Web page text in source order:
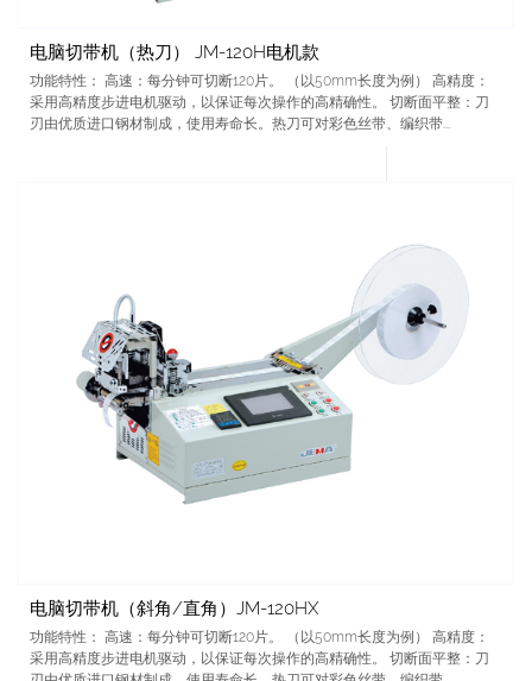
电脑切带机（热刀） JM-120H电机款
功能特性： 高速：每分钟可切断120片。 （以50mm长度为例） 高精度：
采用高精度步进电机驱动，以保证每次操作的高精确性。 切断面平整：刀
刃由优质进口钢材制成，使用寿命长。热刀可对彩色丝带、编织带...
电脑切带机（斜角/直角）JM-120HX
功能特性： 高速：每分钟可切断120片。 （以50mm长度为例） 高精度：
采用高精度步进电机驱动，以保证每次操作的高精确性。 切断面平整：刀